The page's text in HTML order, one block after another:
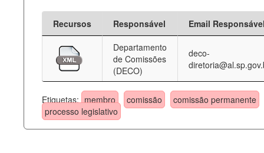
Recursos Responsável
Email
Departamento
de Comissões
(DECO)
deco-
Etiquetas: membro comissão
comissão permanente
processo legislativo